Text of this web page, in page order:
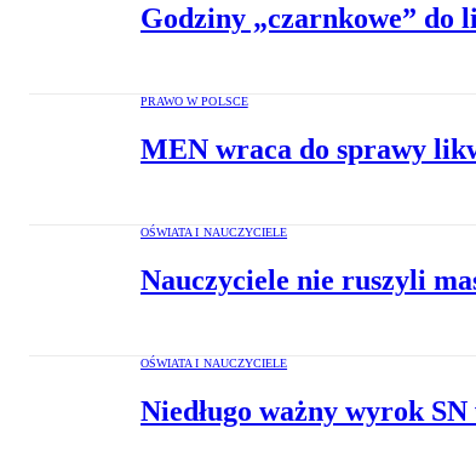
Godziny „czarnkowe” do
PRAWO W POLSCE
MEN wraca do sprawy
OŚWIATA I NAUCZYCIELE
Nauczyciele nie ruszyli
OŚWIATA I NAUCZYCIELE
Niedługo ważny wyrok